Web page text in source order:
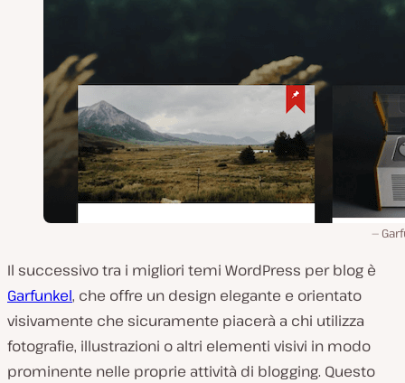
Il successivo tra i migliori temi WordPress per blog è
Garfunkel, che offre un design elegante e orientato
visivamente che sicuramente piacerà a chi utilizza
fotografie, illustrazioni o altri elementi visivi in modo
prominente nelle proprie attività di blogging. Questo